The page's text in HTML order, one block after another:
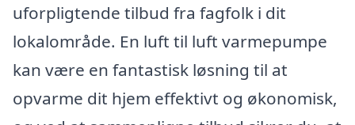
uforpligtende tilbud fra fagfolk i dit
lokalområde. En luft til luft varmepumpe
kan være en fantastisk løsning til at
opvarme dit hjem effektivt og økonomisk,